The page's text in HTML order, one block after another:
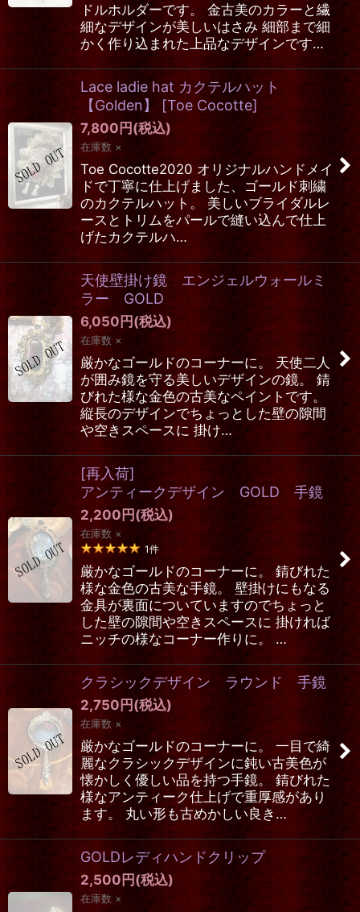
ドルホルダーです。 金古美のカラーと繊
細なデザインが美しいはさみ 細部まで細
かく作り込まれた上品なデザインです…
Lace ladie hat カクテルハット
【Golden】
[Toe Cocotte]
7,800 円 (税込)
在庫数 ×
Toe Cocotte2020 オリジナルハンドメイ
ドで丁寧に仕上げました、ゴールド刺繍
のカクテルハット。 美しいブライダルレ
ースとトリムをパールで縫い込んで仕上
げたカクテルハ…
天使壁掛け鏡 エンジェルウォールミ
ラー GOLD
6,050 円 (税込)
在庫数 ×
厳かなゴールドのコーナーに。 天使二人
が囲み鏡を守る美しいデザインの鏡。 錆
びれた様な金色の古美なペイントです。
縦長のデザインでちょっとした壁の隙間
や空きスペースに 掛け…
[再入荷]
アンティークデザイン GOLD 手鏡
2,200 円 (税込)
在庫数 ×
1件
厳かなゴールドのコーナーに。 錆びれた
様な金色の古美な手鏡。 壁掛けにもなる
金具が裏面についていますのでちょっと
した壁の隙間や空きスペースに 掛ければ
ニッチの様なコーナー作りに。 …
クラシックデザイン ラウンド 手鏡
2,750円(税込)
在庫数 ×
厳かなゴールドのコーナーに。 一目で綺
麗なクラシックデザインに鈍い古美色が
懐かしく優しい品を持つ手鏡。 錆びれた
様なアンティーク仕上げで重厚感があり
ます。 丸い形も古めかしい良き…
GOLDレディハンドクリップ
2,500円(税込)
在庫数 ×